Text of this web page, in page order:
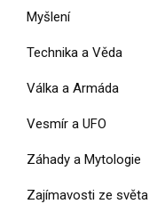
Myšlení
Technika a Věda
Válka a Armáda
Vesmír a UFO
Záhady a Mytologie
Zajímavosti ze světa